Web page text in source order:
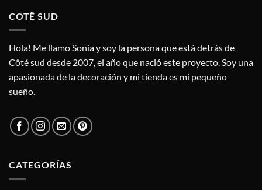
COTÊ SUD
Hola! Me llamo Sonia y soy la persona que está detrás de
Côté sud desde 2007, el año que nació este proyecto. Soy una
apasionada de la decoración y mi tienda es mi pequeño
sueño.
CATEGORÍAS